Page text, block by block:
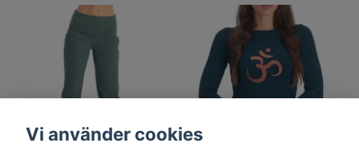
Vi använder cookies